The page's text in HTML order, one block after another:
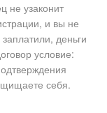
не узаконит
и вы не
деньги
условие:
себя.